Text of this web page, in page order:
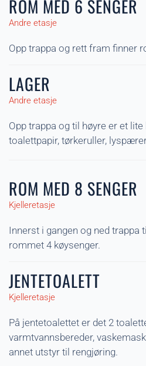
ROM MED 6 SENGER
Andre etasje
Opp trappa og rett fram finner
LAGER
Andre etasje
Opp trappa og til høyre er et
toalettpapir, tørkeruller,
ROM MED 8 SENGER
Kjelleretasje
Innerst i gangen og ned trappa
rommet 4 køysenger.
JENTETOALETT
Kjelleretasje
På jentetoalettet er det 2
varmtvannsbereder,
annet utstyr til rengjøring.